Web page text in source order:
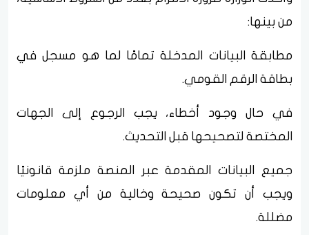
من بينها:
مطابقة البيانات المدخلة تمامًا لما هو مسجل في
بطاقة الرقم القومي.
في حال وجود أخطاء، يجب الرجوع إلى الجهات
المختصة لتصحيحها قبل التحديث.
جميع البيانات المقدمة عبر المنصة ملزمة قانونيًا
ويجب أن تكون صحيحة وخالية من أي معلومات
مضللة.